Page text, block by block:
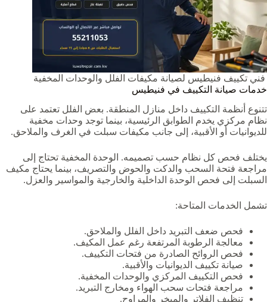
فني تكييف فنيطيس لصيانة مكيفات الفلل والوحدات المخفية
خدمات صيانة التكييف في فنيطيس
تتنوع أنظمة التكييف داخل منازل المنطقة. بعض الفلل تعتمد على
نظام مركزي يخدم الطوابق الرئيسية، بينما توجد وحدات مخفية
للديوانيات أو الأقبية، إلى جانب مكيفات سبلت في الغرف والملاحق.
يختلف فحص كل نظام حسب تصميمه. الوحدة المخفية تحتاج إلى
مراجعة فتحة السحب والدكت والحوض والتصريف، بينما يحتاج مكيف
السبلت إلى فحص الوحدة الداخلية والخارجية والمواسير والعزل.
تشمل الخدمات المتاحة:
فحص ضعف التبريد داخل الفلل والملاحق.
معالجة الرطوبة المرتفعة رغم عمل المكيف.
فحص الروائح الصادرة من فتحات التكييف.
صيانة تكييف الديوانيات والأقبية.
فحص التكييف المركزي والوحدات المخفية.
مراجعة فتحات سحب الهواء ومخارج التبريد.
تنظيف الفلاتر والمبخر والمراوح.